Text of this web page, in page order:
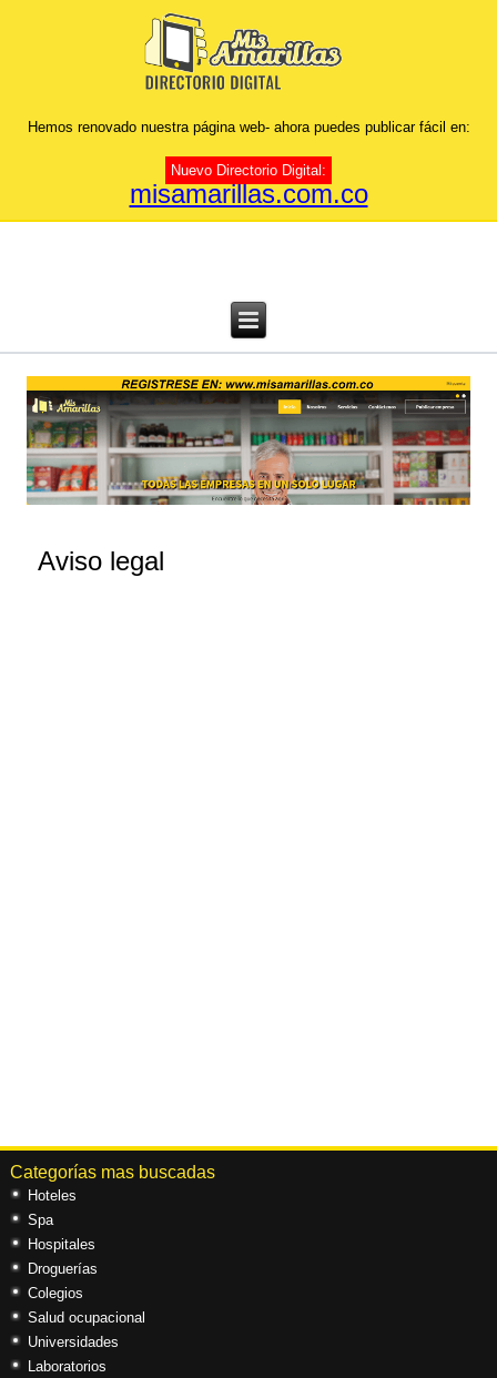
Hemos renovado nuestra página web- ahora puedes publicar fácil en:
Nuevo Directorio Digital:
misamarillas.com.co
Aviso legal
Categorías mas buscadas
Hoteles
Spa
Hospitales
Droguerías
Colegios
Salud ocupacional
Universidades
Laboratorios